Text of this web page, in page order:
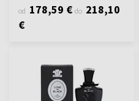
od 178,59 € do 218,10
€